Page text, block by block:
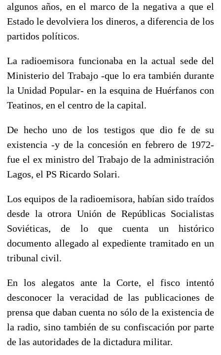
algunos años, en el marco de la negativa a que el
Estado le devolviera los dineros, a diferencia de los
partidos políticos.
La radioemisora funcionaba en la actual sede del
Ministerio del Trabajo -que lo era también durante
la Unidad Popular- en la esquina de Huérfanos con
Teatinos, en el centro de la capital.
De hecho uno de los testigos que dio fe de su
existencia -y de la concesión en febrero de 1972-
fue el ex ministro del Trabajo de la administración
Lagos, el PS Ricardo Solari.
Los equipos de la radioemisora, habían sido traídos
desde la otrora Unión de Repúblicas Socialistas
Soviéticas, de lo que cuenta un histórico
documento allegado al expediente tramitado en un
tribunal civil.
En los alegatos ante la Corte, el fisco intentó
desconocer la veracidad de las publicaciones de
prensa que daban cuenta no sólo de la existencia de
la radio, sino también de su confiscación por parte
de las autoridades de la dictadura militar.